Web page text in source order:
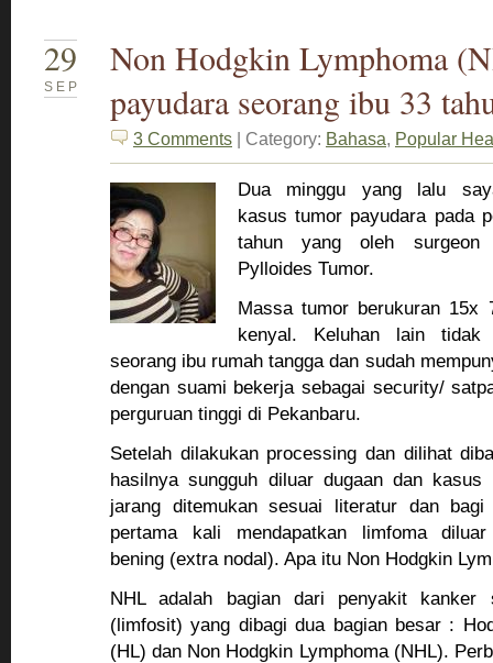
29
SEP
Non Hodgkin Lymphoma
payudara seorang ibu 33
3 Comments | Category: Bahasa, Popular
Dua minggu yang lalu
kasus tumor payudara pada
tahun yang oleh surgeon
Pylloides Tumor.
Massa tumor berukuran 15x
kenyal. Keluhan lain tidak
seorang ibu rumah tangga dan sudah
dengan suami bekerja sebagai security/
perguruan tinggi di Pekanbaru.
Setelah dilakukan processing dan dilihat
hasilnya sungguh diluar dugaan dan
jarang ditemukan sesuai literatur dan
pertama kali mendapatkan limfoma
bening (extra nodal). Apa itu Non Hodgkin
NHL adalah bagian dari penyakit kanker
(limfosit) yang dibagi dua bagian besar :
(HL) dan Non Hodgkin Lymphoma (NHL).